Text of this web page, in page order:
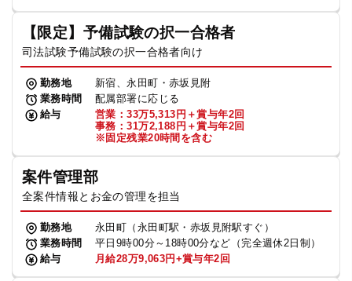
【限定】予備試験の択一合格者
司法試験予備試験の択一合格者向け
勤務地
新宿、永田町・赤坂見附
業務時間
配属部署に応じる
給与
営業：33万5,313円＋賞与年2回
事務：31万2,188円＋賞与年2回
※固定残業20時間を含む
案件管理部
全案件情報とお金の管理を担当
勤務地
永田町（永田町駅・赤坂見附駅すぐ）
業務時間
平日9時00分～18時00分など（完全週休2日制）
給与
月給28万9,063円+賞与年2回